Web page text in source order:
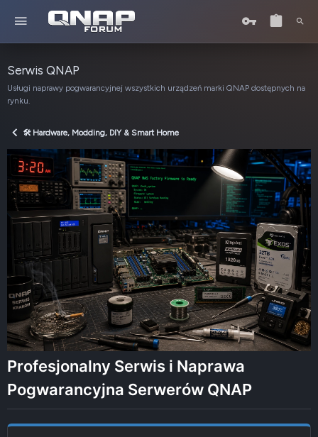
Serwis QNAP
Usługi naprawy pogwarancyjnej wszystkich urządzeń marki QNAP dostępnych na
rynku.
🛠️ Hardware, Modding, DIY & Smart Home
Profesjonalny Serwis i Naprawa
Pogwarancyjna Serwerów QNAP